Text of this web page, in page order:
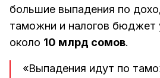
большие выпадения по
таможни и налогов бюджет
около 10 млрд сомов.
«Выпадения идут по